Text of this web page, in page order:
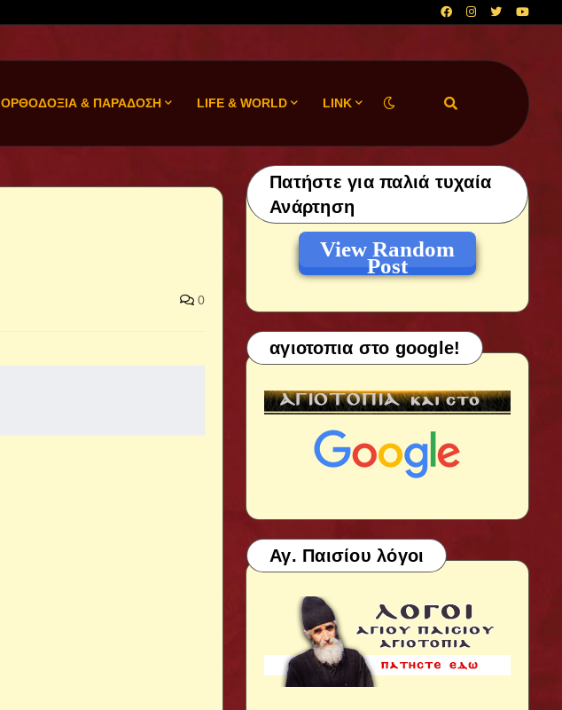
ΟΡΘΟΔΟΞΙΑ & ΠΑΡΑΔΟΣΗ LIFE & WORLD LINK
0
Πατήστε για παλιά τυχαία
Ανάρτηση
View Random
Post
αγιοτοπια στο google!
Αγ. Παισίου λόγοι